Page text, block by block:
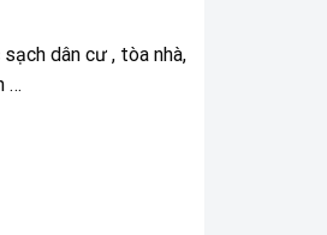
dân cư , tòa nhà,
…